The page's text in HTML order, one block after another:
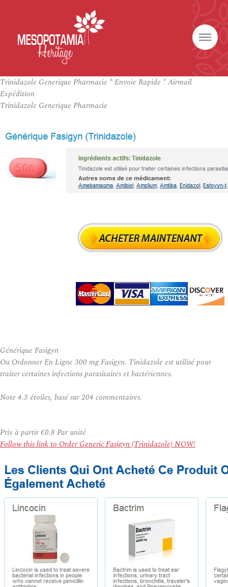
Trinidazole Generique Pharmacie * Envoie Rapide * Airmail
Expédition
Trinidazole Generique Pharmacie
Générique Fasigyn
Ou Ordonner En Ligne 300 mg Fasigyn. Tinidazole est utilisé pour
traiter certaines infections parasitaires et bactériennes.
Note 4.3 étoiles, basé sur204 commentaires.
Prix à partir€0.8 Par unité
Follow this link to Order Generic Fasigyn (Trinidazole) NOW!